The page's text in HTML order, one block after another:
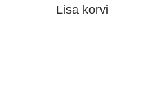
Lisa korvi